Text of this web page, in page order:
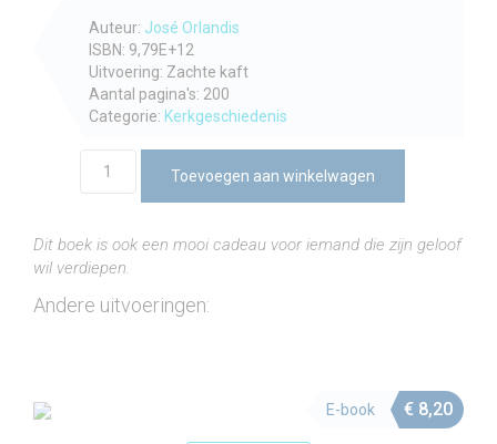
Auteur: José Orlandis
ISBN: 9,79E+12
Uitvoering: Zachte kaft
Aantal pagina's: 200
Categorie: Kerkgeschiedenis
Geschiedenis
Katholieke
Kerk
Toevoegen aan winkelwagen
Dit boek is ook een mooi cadeau voor iemand die zijn geloof
wil verdiepen.
Andere uitvoeringen:
€ 8,20
E-book